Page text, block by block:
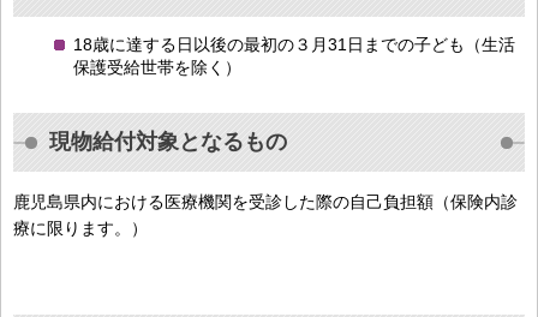
18歳に達する日以後の最初の３月31日までの子ども（生活
保護受給世帯を除く）
現物給付対象となるもの
鹿児島県内における医療機関を受診した際の自己負担額（保険内診
療に限ります。）